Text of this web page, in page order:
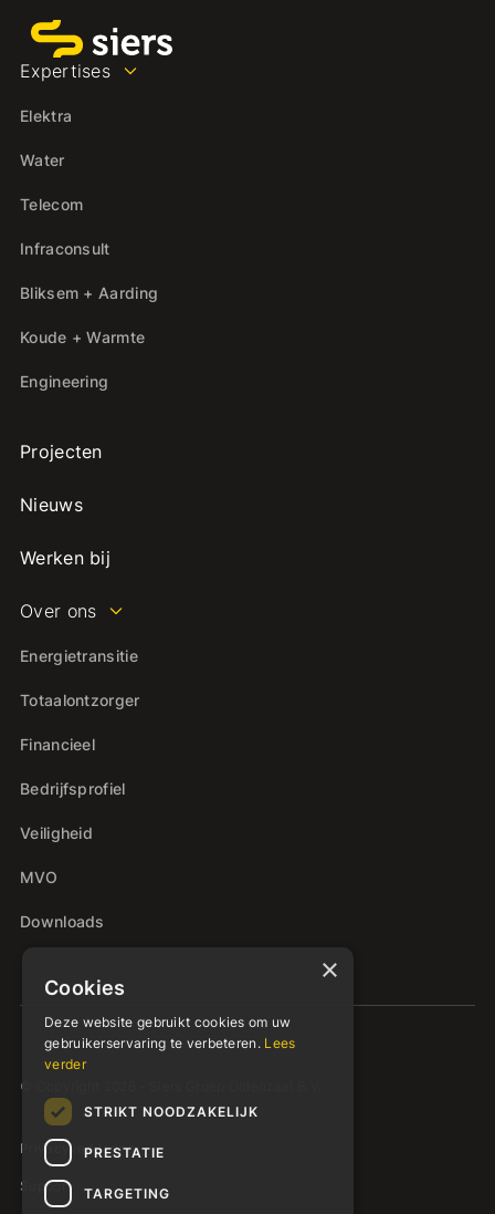
Expertises
Elektra
Water
Telecom
Infraconsult
Bliksem + Aarding
Koude + Warmte
Engineering
Projecten
Nieuws
Werken bij
Over ons
Energietransitie
Totaalontzorger
Financieel
Bedrijfsprofiel
Veiligheid
MVO
Downloads
© Copyright 2026 - Siers Groep Oldenzaal B.V.
Privacyverklaring
Support
×
Cookies
Deze website gebruikt cookies om uw
gebruikerservaring te verbeteren. Lees
verder
STRIKT NOODZAKELIJK
PRESTATIE
TARGETING